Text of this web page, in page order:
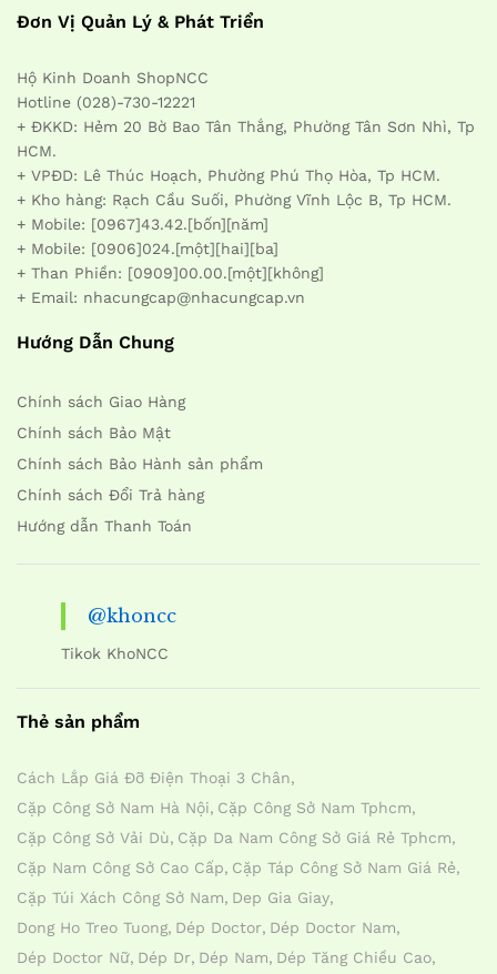
Đơn Vị Quản Lý & Phát Triển
Hộ Kinh Doanh ShopNCC
Hotline (028)-730-12221
+ ĐKKD: Hẻm 20 Bờ Bao Tân Thắng, Phường Tân Sơn Nhì, Tp
HCM.
+ VPĐD: Lê Thúc Hoạch, Phường Phú Thọ Hòa, Tp HCM.
+ Kho hàng: Rạch Cầu Suối, Phường Vĩnh Lộc B, Tp HCM.
+ Mobile: [0967]43.42.[bốn][năm]
+ Mobile: [0906]024.[một][hai][ba]
+ Than Phiền: [0909]00.00.[một][không]
+ Email: nhacungcap@nhacungcap.vn
Hướng Dẫn Chung
Chính sách Giao Hàng
Chính sách Bảo Mật
Chính sách Bảo Hành sản phẩm
Chính sách Đổi Trả hàng
Hướng dẫn Thanh Toán
@khoncc
Tikok KhoNCC
Thẻ sản phẩm
Cách Lắp Giá Đỡ Điện Thoại 3 Chân
Cặp Công Sở Nam Hà Nội Cặp Công Sở Nam Tphcm
Cặp Công Sở Vải Dù Cặp Da Nam Công Sở Giá Rẻ Tphcm
Cặp Nam Công Sở Cao Cấp Cặp Táp Công Sở Nam Giá Rẻ
Cặp Túi Xách Công Sở Nam Dep Gia Giay
Dong Ho Treo Tuong Dép Doctor Dép Doctor Nam
Dép Doctor Nữ Dép Dr Dép Nam Dép Tăng Chiều Cao